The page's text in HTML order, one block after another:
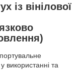
із вінілової
використанні та